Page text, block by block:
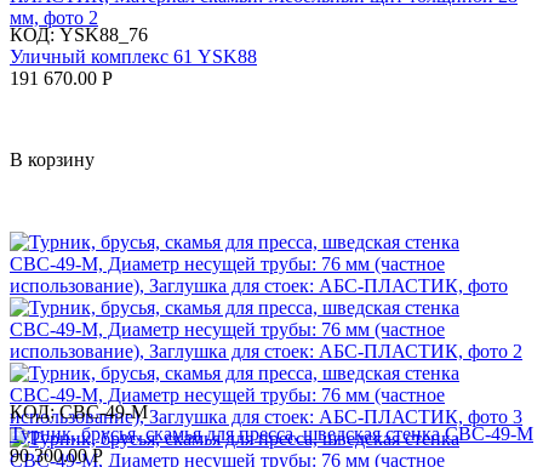
КОД: YSK88_76
Уличный комплекс 61 YSK88
191 670.00 Р
В корзину
КОД: СВС-49-М
Турник, брусья, скамья для пресса, шведская стенка СВС-49-М
90 300.00 Р